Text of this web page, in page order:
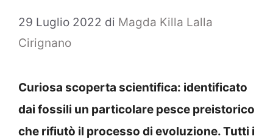
29 Luglio 2022 di Magda Killa Lalla
Cirignano
Curiosa scoperta scientifica: identificato
dai fossili un particolare pesce preistorico
che rifiutò il processo di evoluzione. Tutti i